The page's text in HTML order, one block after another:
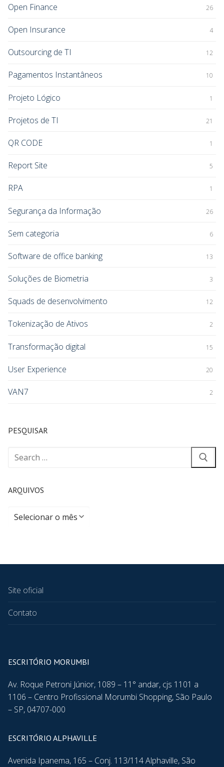
Open Finance 26
Open Insurance 4
Outsourcing de TI 12
Pagamentos Instantâneos 10
Projeto Lógico 1
Projetos de TI 21
QR CODE 1
Report Site 5
RPA 1
Segurança da Informação 26
Sem categoria 6
Software de office banking 13
Soluções de Biometria 3
Squads de desenvolvimento 12
Tokenização de Ativos 2
Transformação digital 15
User Experience 20
VAN7 2
PESQUISAR
ARQUIVOS
Site oficial
Contato
ESCRITÓRIO MORUMBI
Av. Roque Petroni Júnior, 1089 – 11° andar, cjs 1101 a
1106 – Centro Profissional Morumbi Shopping, São Paulo
– SP, 04707-000
ESCRITÓRIO ALPHAVILLE
Avenida Ipanema, 165 – Conj. 113/114 Alphaville, São